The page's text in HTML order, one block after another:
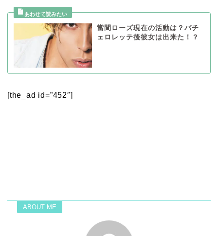
當間ローズ現在の活動は？バチ
ェロレッテ後彼女は出来た！？
[the_ad id=”452″]
ABOUT ME